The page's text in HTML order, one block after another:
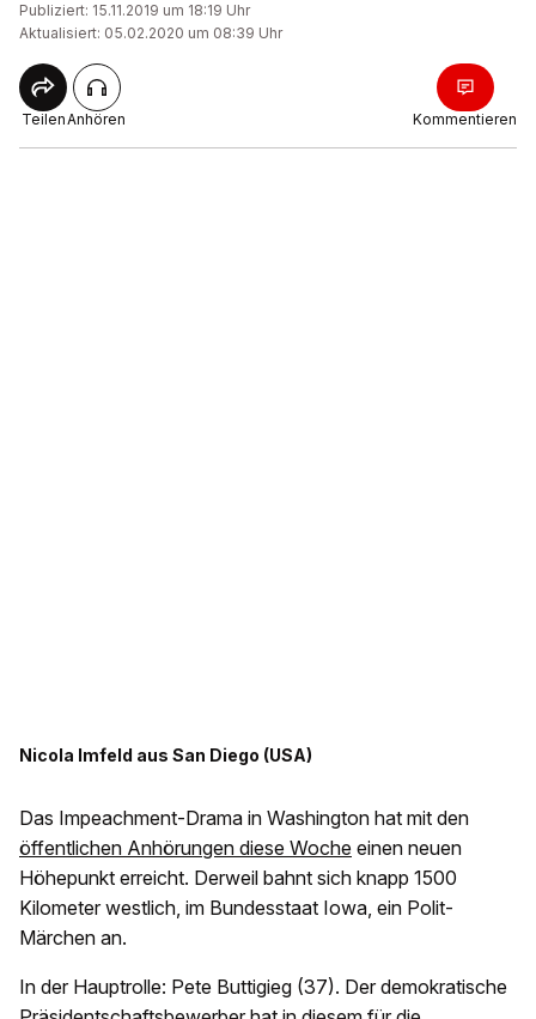
Publiziert: 15.11.2019 um 18:19 Uhr
Aktualisiert: 05.02.2020 um 08:39 Uhr
TeilenAnhören Kommentieren
Nicola Imfeld aus San Diego (USA)
Das Impeachment-Drama in Washington hat mit den
öffentlichen Anhörungen diese Woche einen neuen
Höhepunkt erreicht. Derweil bahnt sich knapp 1500
Kilometer westlich, im Bundesstaat Iowa, ein Polit-
Märchen an.
In der Hauptrolle: Pete Buttigieg (37). Der demokratische